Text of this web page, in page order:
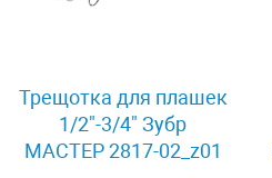
Трещотка для плашек
1/2"-3/4" Зубр
МАСТЕР 2817-02_z01